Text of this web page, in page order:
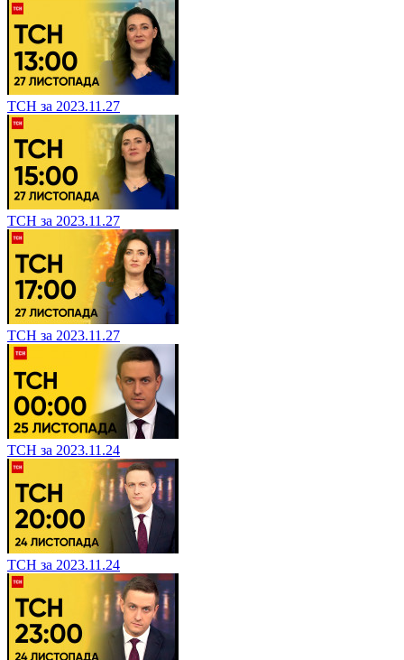
ТСН за 2023.11.27
ТСН за 2023.11.27
ТСН за 2023.11.27
ТСН за 2023.11.24
ТСН за 2023.11.24